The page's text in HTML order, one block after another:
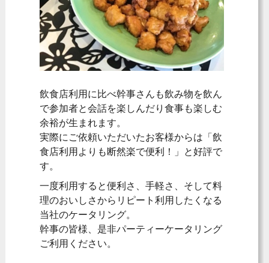
飲食店利用に比べ幹事さんも飲み物を飲ん
で参加者と会話を楽しんだり食事も楽しむ
余裕が生まれます。
実際にご依頼いただいたお客様からは「飲
食店利用よりも断然楽で便利！」と好評で
す。
一度利用すると便利さ、手軽さ、そして料
理のおいしさからリピート利用したくなる
当社のケータリング。
幹事の皆様、是非パーティーケータリング
ご利用ください。